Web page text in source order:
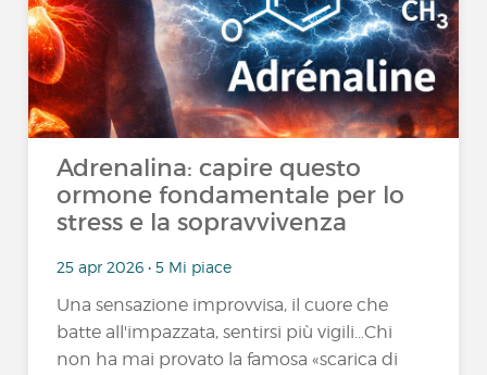
Adrenalina: capire questo
ormone fondamentale per lo
stress e la sopravvivenza
25 apr 2026 • 5 Mi piace
Una sensazione improvvisa, il cuore che
batte all'impazzata, sentirsi più vigili…Chi
non ha mai provato la famosa «scarica di